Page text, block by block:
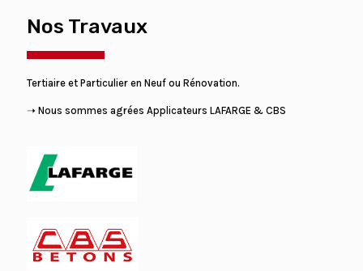
Nos Travaux
Tertiaire et Particulier en Neuf ou Rénovation.
➝ Nous sommes agrées Applicateurs LAFARGE & CBS